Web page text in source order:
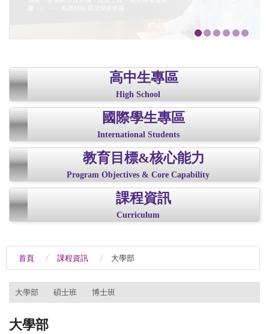
高中生專區
High School
國際學生專區
International Students
教育目標&核心能力
Program Objectives & Core Capability
課程資訊
Curriculum
首頁 課程資訊 大學部
大學部 碩士班 博士班
大學部